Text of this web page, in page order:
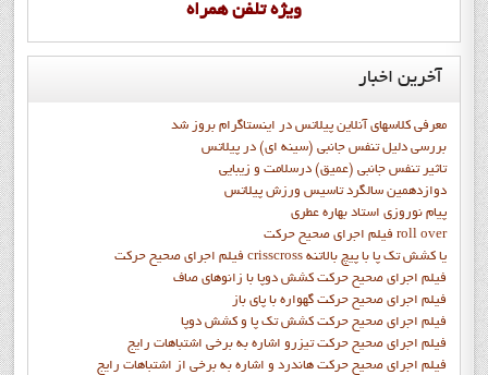
ويژه تلفن همراه
آخرین اخبار
معرفی کلاسهای آنلاین پیلاتس در اینستاگرام بروز شد
بررسی دلیل تنفس جانبی (سینه ای) در پیلاتس
تاثیر تنفس جانبی (عمیق) درسلامت و زیبایی
دوازدهمين سالگرد تاسيس ورزش پيلاتس
پيام نوروزي استاد بهاره عطري
فيلم اجراي صحيح حرکت roll over
فيلم اجراي صحيح حركت crisscross يا كشش تك پا با پيچ بالاتنه
فيلم اجراي صحيح حرکت كشش دوپا با زانوهاي صاف
فيلم اجراي صحيح حرکت گهواره با پاي باز
فيلم اجراي صحيح حرکت کشش تک پا و کشش دوپا
فيلم اجراي صحيح حرکت تيزرو اشاره به برخي اشتباهات رايج
فيلم اجراي صحيح حرکت هاندرد و اشاره به برخي از اشتباهات رايج